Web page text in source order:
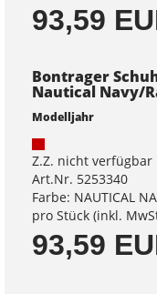
93,59
Bontrager
Nautical Navy/
Modelljahr
Z.Z. nicht verfügbar
Art.Nr. 5253340
Farbe: NAUTICAL
pro Stück (inkl.
93,59